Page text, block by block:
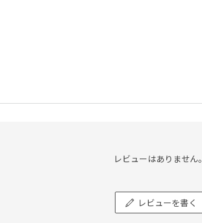
レビューはありません。
レビューを書く